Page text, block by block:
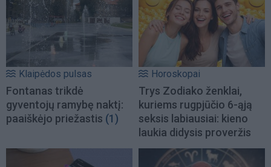
Klaipėdos pulsas
Fontanas trikdė
gyventojų ramybę naktį:
paaiškėjo priežastis (1)
Horoskopai
Trys Zodiako ženklai,
kuriems rugpjūčio 6-ąją
seksis labiausiai: kieno
laukia didysis proveržis